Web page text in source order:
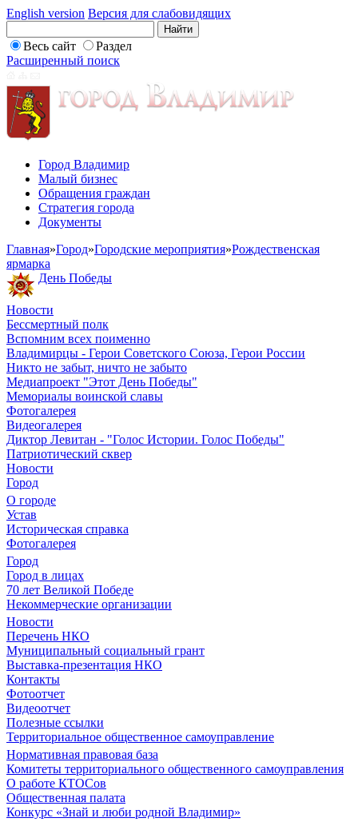
English version Версия для слабовидящих
Весь сайт
Раздел
Расширенный поиск
Город Владимир
Малый бизнес
Обращения граждан
Стратегия города
Документы
Главная»Город»Городские мероприятия»Рождественская
ярмарка
День Победы
Новости
Бессмертный полк
Вспомним всех поименно
Владимирцы - Герои Советского Союза, Герои России
Никто не забыт, ничто не забыто
Медиапроект "Этот День Победы"
Мемориалы воинской славы
Фотогалерея
Видеогалерея
Диктор Левитан - "Голос Истории. Голос Победы"
Патриотический сквер
Новости
Город
О городе
Устав
Историческая справка
Фотогалерея
Город
Город в лицах
70 лет Великой Победе
Некоммерческие организации
Новости
Перечень НКО
Муниципальный социальный грант
Выставка-презентация НКО
Контакты
Фотоотчет
Видеоотчет
Полезные ссылки
Территориальное общественное самоуправление
Нормативная правовая база
Комитеты территориального общественного самоуправления
О работе КТОСов
Общественная палата
Конкурс «Знай и люби родной Владимир»